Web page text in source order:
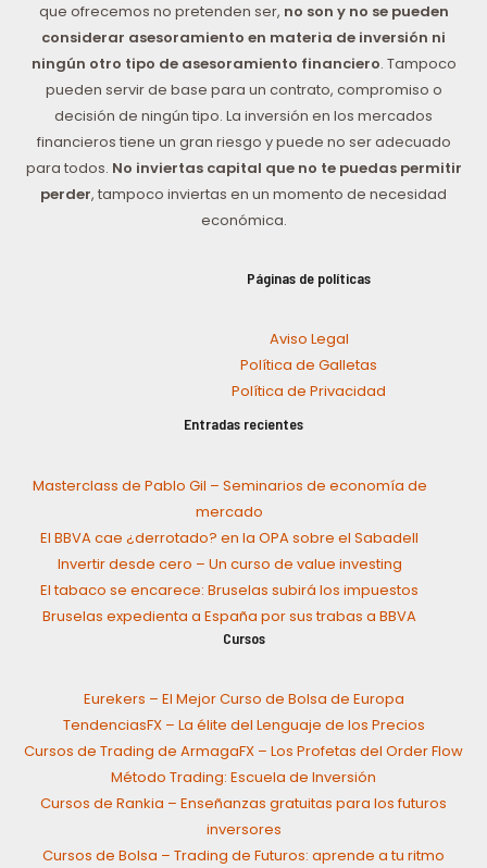
que ofrecemos no pretenden ser, no son y no se pueden
considerar asesoramiento en materia de inversión ni
ningún otro tipo de asesoramiento financiero. Tampoco
pueden servir de base para un contrato, compromiso o
decisión de ningún tipo. La inversión en los mercados
financieros tiene un gran riesgo y puede no ser adecuado
para todos. No inviertas capital que no te puedas permitir
perder, tampoco inviertas en un momento de necesidad
económica.
Páginas de políticas
Aviso Legal
Política de Galletas
Política de Privacidad
Entradas recientes
Masterclass de Pablo Gil – Seminarios de economía de
mercado
El BBVA cae ¿derrotado? en la OPA sobre el Sabadell
Invertir desde cero – Un curso de value investing
El tabaco se encarece: Bruselas subirá los impuestos
Bruselas expedienta a España por sus trabas a BBVA
Cursos
Eurekers – El Mejor Curso de Bolsa de Europa
TendenciasFX – La élite del Lenguaje de los Precios
Cursos de Trading de ArmagaFX – Los Profetas del Order Flow
Método Trading: Escuela de Inversión
Cursos de Rankia – Enseñanzas gratuitas para los futuros
inversores
Cursos de Bolsa – Trading de Futuros: aprende a tu ritmo